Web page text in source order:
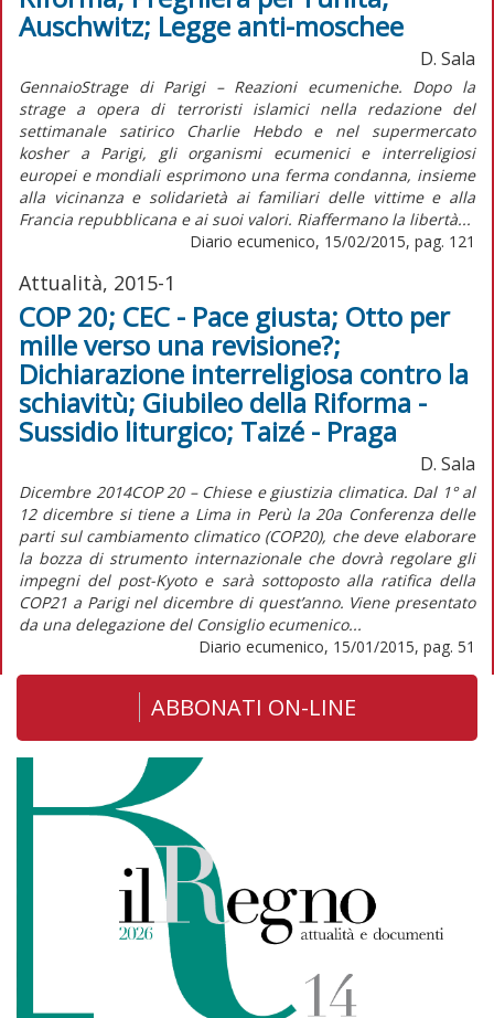
Auschwitz; Legge anti-moschee
D. Sala
GennaioStrage di Parigi – Reazioni ecumeniche. Dopo la
strage a opera di terroristi islamici nella redazione del
settimanale satirico Charlie Hebdo e nel supermercato
kosher a Parigi, gli organismi ecumenici e interreligiosi
europei e mondiali esprimono una ferma condanna, insieme
alla vicinanza e solidarietà ai familiari delle vittime e alla
Francia repubblicana e ai suoi valori. Riaffermano la libertà...
Diario ecumenico, 15/02/2015, pag. 121
Attualità, 2015-1
COP 20; CEC - Pace giusta; Otto per
mille verso una revisione?;
Dichiarazione interreligiosa contro la
schiavitù; Giubileo della Riforma -
Sussidio liturgico; Taizé - Praga
D. Sala
Dicembre 2014COP 20 – Chiese e giustizia climatica. Dal 1° al
12 dicembre si tiene a Lima in Perù la 20a Conferenza delle
parti sul cambiamento climatico (COP20), che deve elaborare
la bozza di strumento internazionale che dovrà regolare gli
impegni del post-Kyoto e sarà sottoposto alla ratifica della
COP21 a Parigi nel dicembre di quest’anno. Viene presentato
da una delegazione del Consiglio ecumenico...
Diario ecumenico, 15/01/2015, pag. 51
ABBONATI ON-LINE